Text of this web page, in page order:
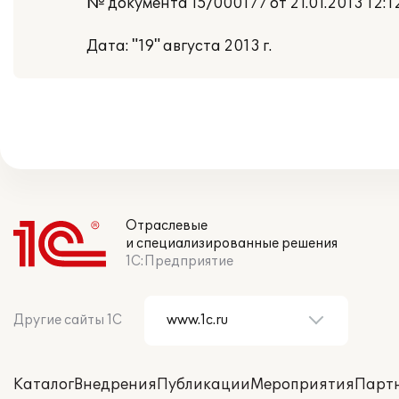
№ документа 15/000177 от 21.01.2013
Дата: "19" августа 2013 г.
Отраслевые
и специализированные решения
1С:Предприятие
Другие сайты 1С
КаталогВнедренияПубликацииМероприятия